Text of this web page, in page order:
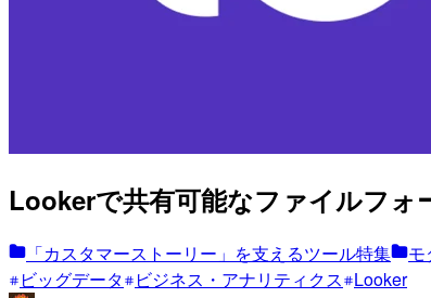
Lookerで共有可能なファイルフ
「カスタマーストーリー」を支えるツール特集
モ
ビッグデータ
ビジネス・アナリティクス Looker